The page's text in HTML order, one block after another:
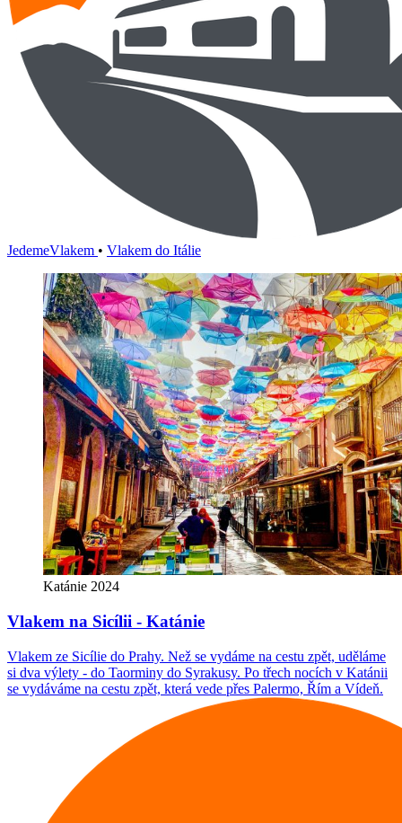
JedemeVlakem • Vlakem do Itálie
Katánie 2024
Vlakem na Sicílii - Katánie
Vlakem ze Sicílie do Prahy. Než se vydáme na cestu zpět, uděláme
si dva výlety - do Taorminy do Syrakusy. Po třech nocích v Katánii
se vydáváme na cestu zpět, která vede přes Palermo, Řím a Vídeň.